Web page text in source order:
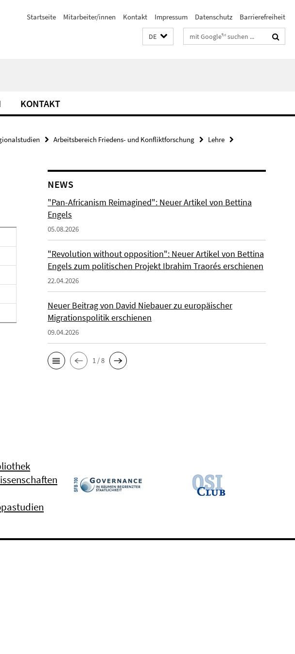
Startseite Mitarbeiter/innen Kontakt Impressum Datenschutz Barrierefreiheit
DE Suchbegriffe
KONTAKT
Arbeitsbereich Friedens- und Konfliktforschung
Lehre
NEWS
"Pan-Africanism Reimagined": Neuer Artikel von Bettina
Engels
05.08.2026
"Revolution without opposition": Neuer Artikel von Bettina
Engels zum politischen Projekt Ibrahim Traorés erschienen
22.04.2026
Neuer Beitrag von David Niebauer zu europäischer
Migrationspolitik erschienen
09.04.2026
1 / 8